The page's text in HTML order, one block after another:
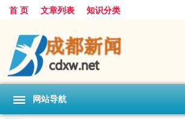
首 页 文章列表 知识分类
网站导航